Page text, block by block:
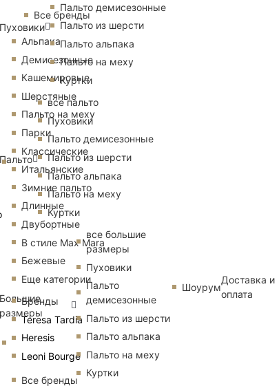
Все бренды
Альпака
Демисезонные
Кашемировые
Шерстяные
Пальто на меху
Парки
Классические
Итальянские
Зимние пальто
Длинные
Двубортные
В стиле Max Mara
Бежевые
Еще категории
Бренды
Teresa Tardia
Heresis
Leoni Bourge
Все бренды
Пуховики
Пальто демисезонные
Пальто из шерсти
Пальто альпака
Пальто на меху
Куртки
Пальто
все пальто
Пуховики
Пальто демисезонные
Пальто из шерсти
Пальто альпака
Пальто на меху
Куртки
Большие
размеры
все большие
размеры
Пуховики
Пальто
демисезонные
Пальто из шерсти
Пальто альпака
Пальто на меху
Куртки
Шоурум
Доставка и
оплата